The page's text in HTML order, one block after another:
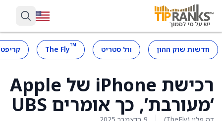
חדשות שוק ההון וול סטריט ™
The Fly
רכישת iPhone של Apple
‘מעורבת’, כך אומרים UBS
דה פליי (TheFly) 9 בדצמבר 2025